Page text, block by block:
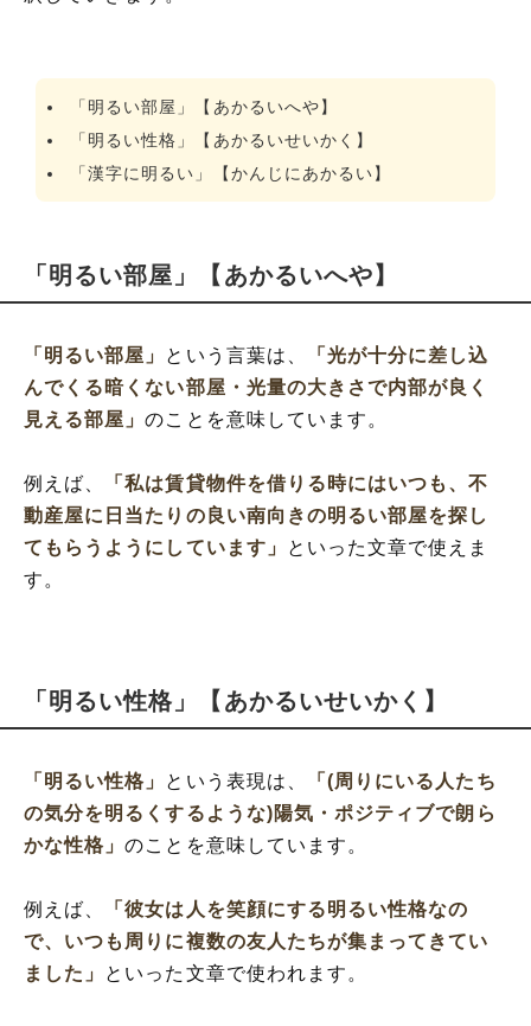
「明るい部屋」【あかるいへや】
「明るい性格」【あかるいせいかく】
「漢字に明るい」【かんじにあかるい】
「明るい部屋」【あかるいへや】
「明るい部屋」 という言葉は、
「光が十分に差し込
んでくる暗くない部屋・光量の大きさで内部が良く
見える部屋」のことを意味しています。
例えば、
「私は賃貸物件を借りる時にはいつも、不
動産屋に日当たりの良い南向きの明るい部屋を探し
てもらうようにしています」
といった文章で使えま
す。
「明るい性格」【あかるいせいかく】
「明るい性格」 という表現は、
「(周りにいる人たち
の気分を明るくするような)陽気・ポジティブで朗ら
かな性格」のことを意味しています。
例えば、
「彼女は人を笑顔にする明るい性格なの
で、いつも周りに複数の友人たちが集まってきてい
ました」
といった文章で使われます。